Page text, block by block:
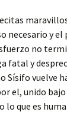
y el
no
y
vuelve
el, unido
que es